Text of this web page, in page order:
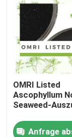
Nach Hause
OMRI Listed
Ascophyllum
Seaweed-
Anfrage